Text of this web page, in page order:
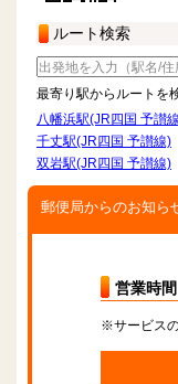
ルート検索
最寄り駅からルートを
八幡浜駅(JR四国 予讃
千丈駅(JR四国 予讃線)
双岩駅(JR四国 予讃線)
郵便局からのお知ら
営業時間
※サービス